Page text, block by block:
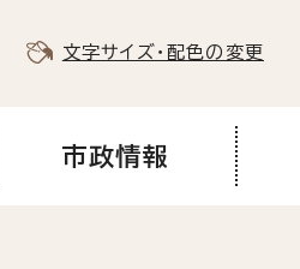
文字サイズ・配色の変更
市政情報